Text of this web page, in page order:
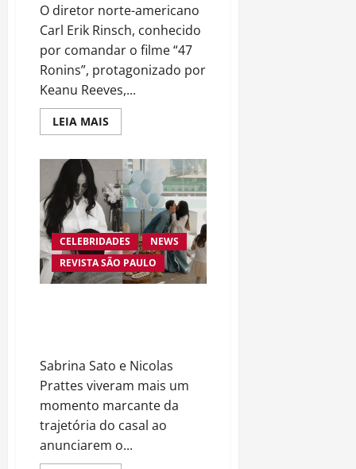
vidas
na
literatura
brasileira
O diretor norte-americano
Carl Erik Rinsch, conhecido
por comandar o filme “47
Ronins”, protagonizado por
Keanu Reeves,...
LEIA MAISRead
more
“47
Ronins”
é
condenado
por
fraude
milionária
envolvendo
série
da
Netflix
CELEBRIDADES
NEWS
REVISTA SÃO PAULO
Sabrina Sato e Nicolas
Prattes viveram mais um
momento marcante da
trajetória do casal ao
anunciarem o...